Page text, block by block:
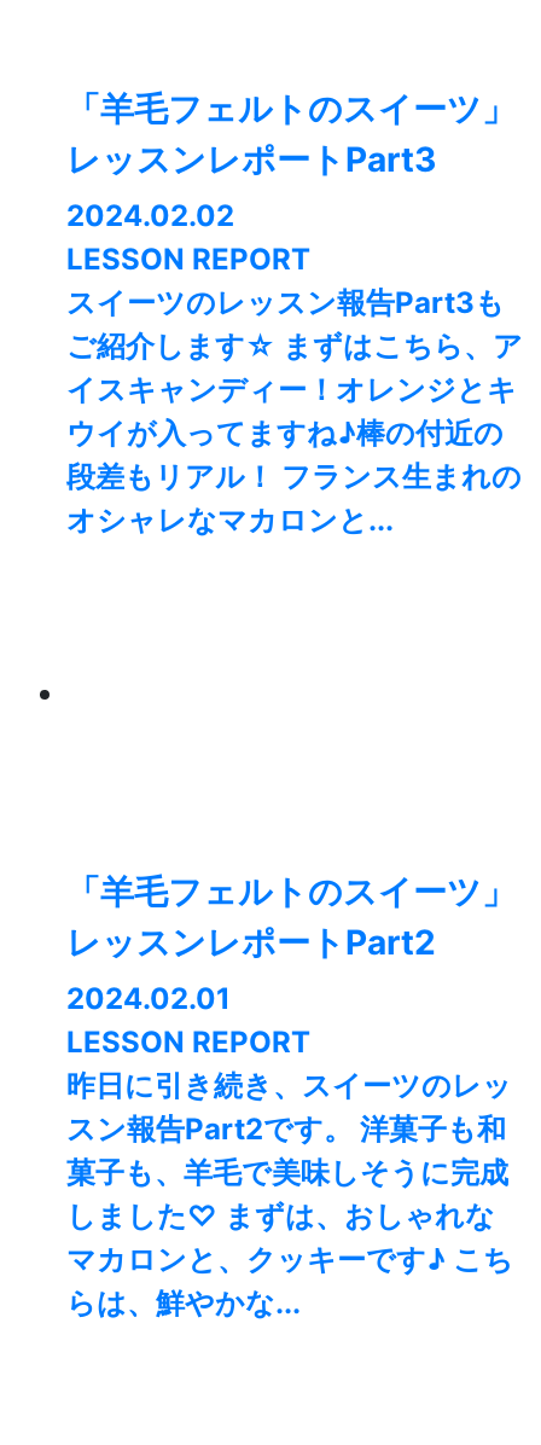
「羊毛フェルトのスイーツ」
レッスンレポートPart3
2024.02.02
LESSON REPORT
スイーツのレッスン報告Part3も
ご紹介します☆ まずはこちら、ア
イスキャンディー！オレンジとキ
ウイが入ってますね♪棒の付近の
段差もリアル！ フランス生まれの
オシャレなマカロンと...
「羊毛フェルトのスイーツ」
レッスンレポートPart2
2024.02.01
LESSON REPORT
昨日に引き続き、スイーツのレッ
スン報告Part2です。 洋菓子も和
菓子も、羊毛で美味しそうに完成
しました♡ まずは、おしゃれな
マカロンと、クッキーです♪ こち
らは、鮮やかな...